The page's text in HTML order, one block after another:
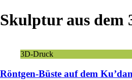
Skulptur aus dem
3D-Druck
Röntgen-Büste auf dem